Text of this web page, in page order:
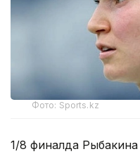
Фото: Sports.kz
1/8 финалда